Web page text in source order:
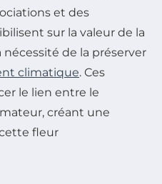
et des
sur la valeur de la
de la préserver
climatique. Ces
le lien entre le
créant une
fleur